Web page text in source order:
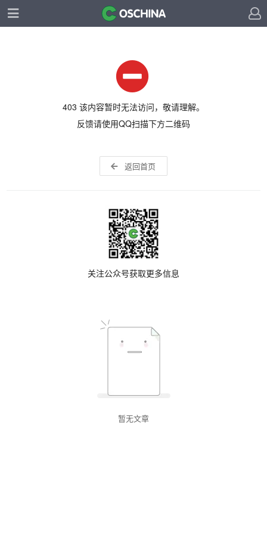
403 该内容暂时无法访问，敬请理解。
反馈请使用QQ扫描下方二维码
返回首页
关注公众号获取更多信息
暂无文章